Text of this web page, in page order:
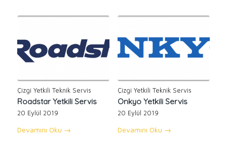
Çizgi Yetkili Teknik Servis
Roadstar Yetkili Servis
20 Eylül 2019
Devamını Oku →
Çizgi Yetkili Teknik Servis
Onkyo Yetkili Servis
20 Eylül 2019
Devamını Oku →